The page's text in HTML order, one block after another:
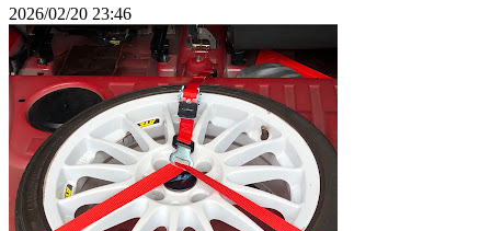
2026/02/20 23:46